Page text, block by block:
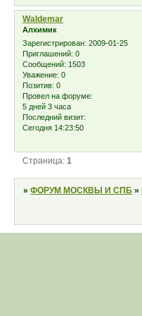
Waldemar
Алхимик
Зарегистрирован: 2009-01-25
Приглашений: 0
Сообщений: 1503
Уважение: 0
Позитив: 0
Провел на форуме:
5 дней 3 часа
Последний визит:
Сегодня 14:23:50
Страница:1
»ФОРУМ МОСКВЫ И СПБ »